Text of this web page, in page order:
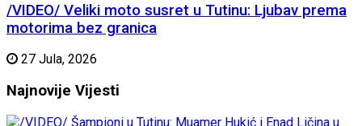
/VIDEO/ Veliki moto susret u Tutinu: Ljubav prema
motorima bez granica
27 Jula, 2026
Najnovije Vijesti